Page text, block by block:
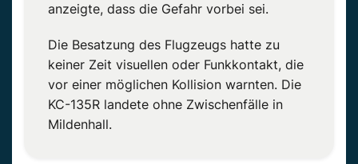
anzeigte, dass die Gefahr vorbei sei.
Die Besatzung des Flugzeugs hatte zu
keiner Zeit visuellen oder Funkkontakt, die
vor einer möglichen Kollision warnten. Die
KC-135R landete ohne Zwischenfälle in
Mildenhall.